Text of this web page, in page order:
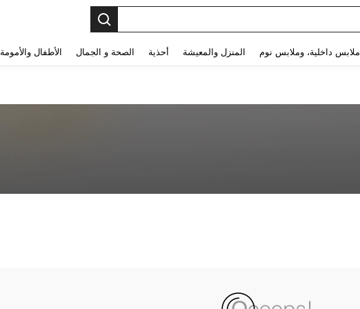
ملابس داخلية، وملابس نوم المنزل والمعيشة أحذية الصحة و الجمال الأطفال والأمومة